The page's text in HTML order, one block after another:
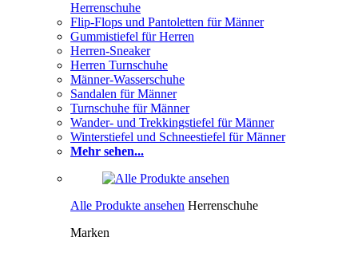
Herrenschuhe
Flip-Flops und Pantoletten für Männer
Gummistiefel für Herren
Herren-Sneaker
Herren Turnschuhe
Männer-Wasserschuhe
Sandalen für Männer
Turnschuhe für Männer
Wander- und Trekkingstiefel für Männer
Winterstiefel und Schneestiefel für Männer
Mehr sehen...
Alle Produkte ansehen Herrenschuhe
Marken